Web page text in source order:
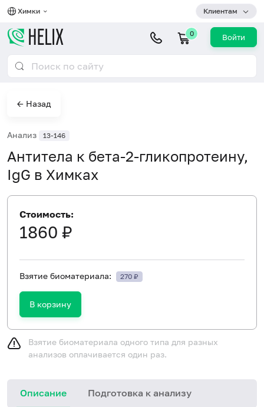
Химки Клиентам
0 Войти
← Назад
Анализ 13-146
Антитела к бета-2-гликопротеину,
IgG в Химках
Стоимость:
1860 ₽
Взятие биоматериала: 270 ₽
В корзину
Взятие биоматериала одного типа для разных
анализов оплачивается один раз.
Описание Подготовка к анализу